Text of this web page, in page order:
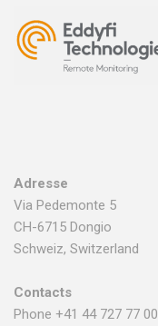
Adresse
Via Pedemonte 5
CH-6715 Dongio
Schweiz, Switzerland
Contacts
Phone +41 44 727 77 00